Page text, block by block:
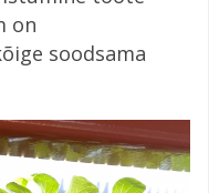
on
soodsama